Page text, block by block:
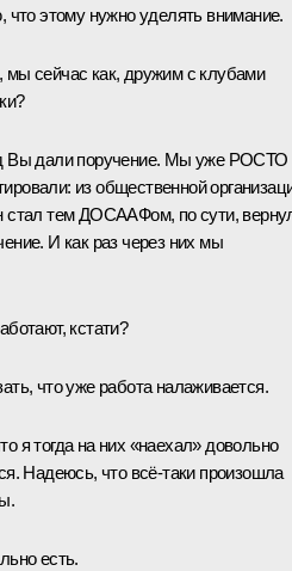
что этому нужно уделять внимание.
сейчас как, дружим с клубами
Вы дали поручение. Мы уже РОСТО
из общественной
стал тем ДОСААФом, по сути,
И как раз через них мы
кстати?
что уже работа налаживается.
я тогда на них «наехал» довольно
Надеюсь, что всё‑таки произошла
есть.